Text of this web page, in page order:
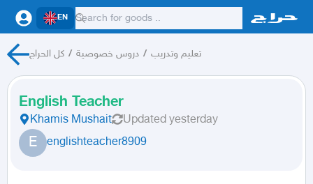
EN
كل الحراج / دروس خصوصية / تعليم وتدريب
English Teacher
Khamis Mushait Updated yesterday
E englishteacher8909